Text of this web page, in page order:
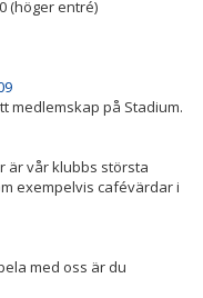
(höger entré)
medlemskap på Stadium.
är vår klubbs största
exempelvis cafévärdar i
med oss är du